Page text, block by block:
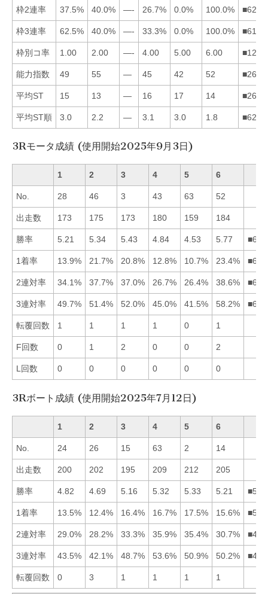
枠2連率 37.5% 40.0% —- 26.7% 0.0% 100.0%
枠3連率 62.5% 40.0% —- 33.3% 0.0% 100.0%
枠別コ率 1.00 2.00 —- 4.00 5.00 6.00
能力指数 49 55 — 45 42 52
平均ST 15 13 — 16 17 14
平均ST順 3.0 2.2 — 3.1 3.0 1.8
3Rモータ成績 (使用開始2025年9月3日)
1 2 3 4 5 6
No. 28 46 3 43 63 52
出走数 173 175 173 180 159 184
勝率 5.21 5.34 5.43 4.84 4.53 5.77
1着率 13.9% 21.7% 20.8% 12.8% 10.7% 23.4%
2連対率 34.1% 37.7% 37.0% 26.7% 26.4% 38.6%
3連対率 49.7% 51.4% 52.0% 45.0% 41.5% 58.2%
転覆回数 1 1 1 1 0 1
F回数 0 1 2 0 0 2
L回数 0 0 0 0 0 0
3Rボート成績 (使用開始2025年7月12日)
1 2 3 4 5 6
No. 24 26 15 63 2 14
出走数 200 202 195 209 212 205
勝率 4.82 4.69 5.16 5.32 5.33 5.21
1着率 13.5% 12.4% 16.4% 16.7% 17.5% 15.6%
2連対率 29.0% 28.2% 33.3% 35.9% 35.4% 30.7%
3連対率 43.5% 42.1% 48.7% 53.6% 50.9% 50.2%
転覆回数 0 3 1 1 1 1